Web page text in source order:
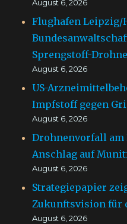
August 6, 2026
Flughafen Leipzig/
Sprengstoff-Drohne
August 6, 2026
US-
Impfstoff gegen
August 6, 2026
Drohnenvorfall
Anschlag auf
August 6, 2026
Strategiepapier
Zukunftsvision für
August 6, 2026